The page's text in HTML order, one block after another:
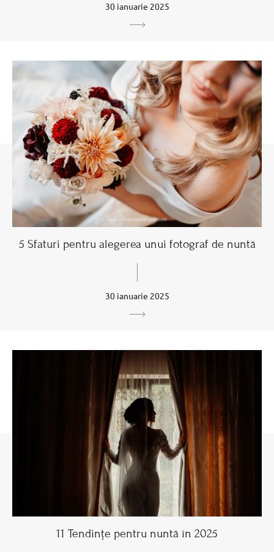
30 ianuarie 2025
5 Sfaturi pentru alegerea unui fotograf de nuntă
30 ianuarie 2025
11 Tendințe pentru nuntă în 2025